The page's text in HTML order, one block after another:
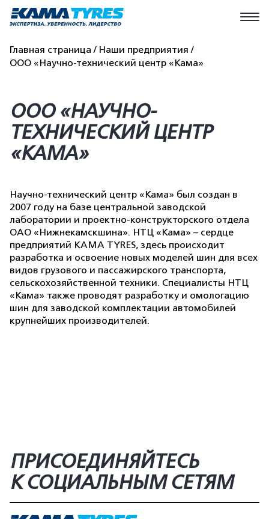
Главная страница
Наши предприятия
ООО «Научно-технический центр «Кама»
ООО «НАУЧНО-
ТЕХНИЧЕСКИЙ ЦЕНТР
«КАМА»
Научно-технический центр «Кама» был создан в
2007 году на базе центральной заводской
лаборатории и проектно-конструкторского отдела
ОАО «Нижнекамскшина». НТЦ «Кама» – сердце
предприятий КАМА TYRES, здесь происходит
разработка и освоение новых моделей шин для всех
видов грузового и пассажирского транспорта,
сельскохозяйственной техники. Специалисты НТЦ
«Кама» также проводят разработку и омологацию
шин для заводской комплектации автомобилей
крупнейших производителей.
ПРИСОЕДИНЯЙТЕСЬ
К СОЦИАЛЬНЫМ СЕТЯМ